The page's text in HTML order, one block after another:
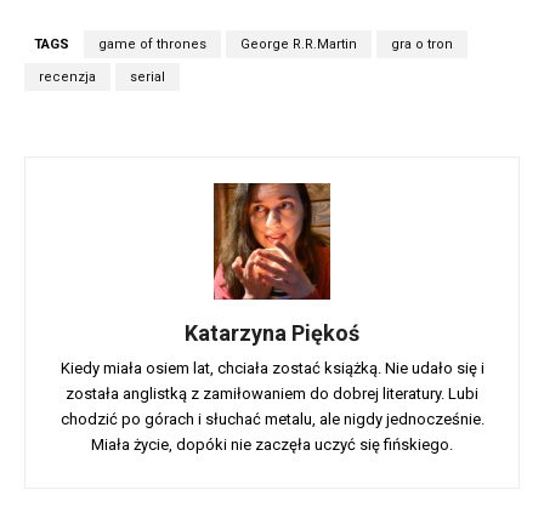
TAGS game of thrones George R.R.Martin gra o tron
recenzja serial
Katarzyna Piękoś
Kiedy miała osiem lat, chciała zostać książką. Nie udało się i
została anglistką z zamiłowaniem do dobrej literatury. Lubi
chodzić po górach i słuchać metalu, ale nigdy jednocześnie.
Miała życie, dopóki nie zaczęła uczyć się fińskiego.